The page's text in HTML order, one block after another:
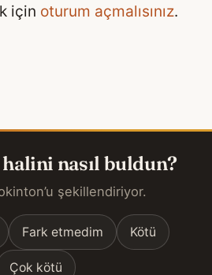
için oturum açmalısınız.
nasıl buldun?
şekillendiriyor.
Fark etmedim Kötü
Çok kötü